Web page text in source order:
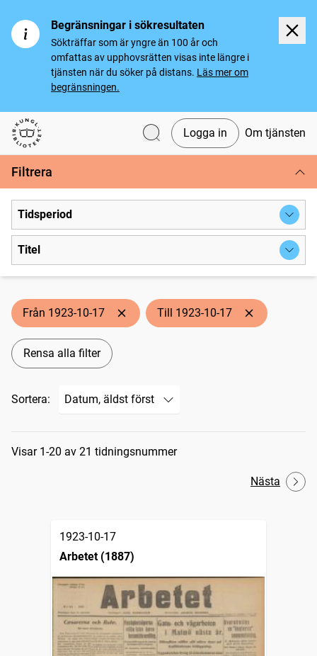
Begränsningar i sökresultaten
Sökträffar som är yngre än 100 år och
omfattas av upphovsrätten visas inte längre i
tjänsten när du söker på distans. Läs mer om
begränsningen.
Svenska tidningar
Logga in Om tjänsten
Filtrera
Tidsperiod
Titel
Från 1923-10-17 Till 1923-10-17
Rensa alla filter
Sortera:
Sökresultat
Visar 1-20 av 21 tidningsnummer
Nästa
1923-10-17
Arbetet (1887)